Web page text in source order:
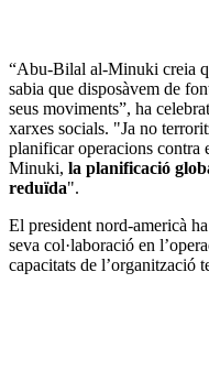
“Abu-Bilal al-Minuki creia
sabia que disposàvem de
seus moviments”, ha
xarxes socials. "Ja no
planificar operacions contra
Minuki, la planificació
reduïda".
El president nord-americà
seva col·laboració en
capacitats de l’organització